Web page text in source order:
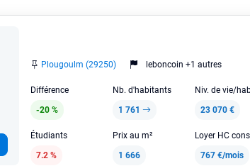
Plougoulm (29250) leboncoin +1 autres
Différence
-20 %
Nb. d'habitants
1 761
Niv. de vie/
23 070 €
Étudiants
7.2 %
Prix au m²
1 666
767 €/mois